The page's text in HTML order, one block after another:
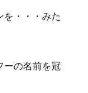
を・・・みた
ーの名前を冠